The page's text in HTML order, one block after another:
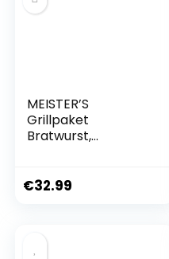
MEISTER’S
Grillpaket
Bratwurst,
Debrecziner,
€32.99